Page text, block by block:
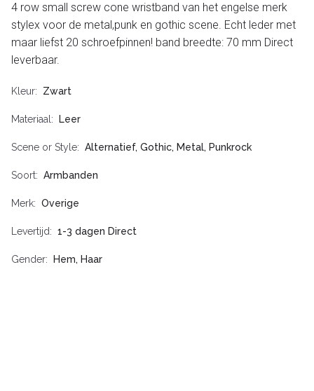
4 row small screw cone wristband van het engelse merk
stylex voor de metal,punk en gothic scene. Echt leder met
maar liefst 20 schroefpinnen! band breedte: 70 mm Direct
leverbaar.
Kleur Zwart
Materiaal Leer
Scene or Style Alternatief, Gothic, Metal, Punkrock
Soort Armbanden
Merk Overige
Levertijd 1-3 dagen Direct
Gender Hem, Haar